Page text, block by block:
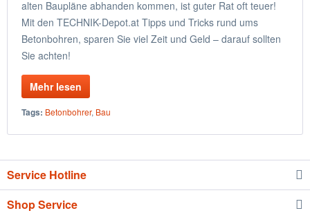
alten Baupläne abhanden kommen, ist guter Rat oft teuer!
Mit den TECHNIK-Depot.at Tipps und Tricks rund ums
Betonbohren, sparen Sie viel Zeit und Geld – darauf sollten
Sie achten!
Mehr lesen
Tags: Betonbohrer, Bau
Service Hotline
Shop Service